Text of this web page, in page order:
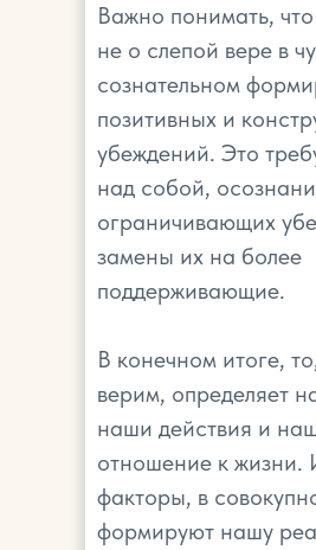
Важно понимать,
не о слепой вере в
сознательном
позитивных и
убеждений. Это
над собой,
ограничивающих
замены их на более
поддерживающие.
В конечном итоге,
верим, определяет
наши действия и
отношение к жизни.
факторы, в
формируют нашу